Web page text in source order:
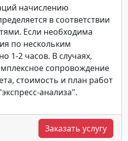
начислению
в соответствии
Если необходима
по нескольким
1-2 часов. В случаях,
сопровождение
стоимость и план работ
анализа".
Заказать услугу